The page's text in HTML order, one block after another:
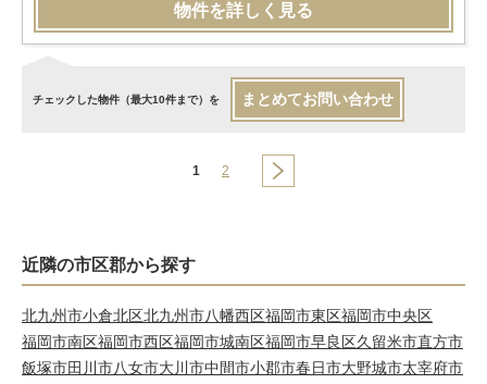
物件を詳しく見る
チェックした物件（最大10件まで）を まとめてお問い合わせ
1 2
近隣の市区郡から探す
北九州市小倉北区北九州市八幡西区福岡市東区福岡市中央区
福岡市南区福岡市西区福岡市城南区福岡市早良区久留米市直方市
飯塚市田川市八女市大川市中間市小郡市春日市大野城市太宰府市